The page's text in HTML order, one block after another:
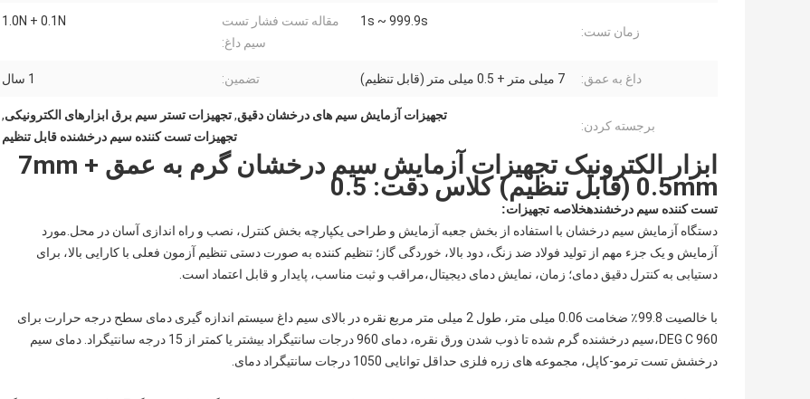
زمان تست:
1s ~ 999.9s
مقاله تست فشار تست
سیم داغ:
1.0N + 0.1N
داغ به عمق: 7 میلی متر + 0.5 میلی متر (قابل تنظیم) تضمین: 1 سال
برجسته کردن:
تجهیزات آزمایش سیم های درخشان دقیق,تجهیزات تستر سیم برق ابزارهای الکترونیکی,
تجهیزات تست کننده سیم درخشنده قابل تنظیم
ابزار الکترونیک تجهیزات آزمایش سیم درخشان گرم به عمق 7mm +
0.5mm (قابل تنظیم) کلاس دقت: 0.5
تست کننده سیم درخشندهخلاصه تجهیزات:
دستگاه آزمایش سیم درخشان با استفاده از بخش جعبه آزمایش و طراحی یکپارچه بخش کنترل، نصب و راه اندازی آسان در محل.مورد
آزمایش و یک جزء مهم از تولید فولاد ضد زنگ، دود بالا، خوردگی گاز؛ تنظیم کننده به صورت دستی تنظیم آزمون فعلی با کارایی بالا، برای
دستیابی به کنترل دقیق دمای؛ زمان، نمایش دمای دیجیتال،مراقب و ثبت مناسب، پایدار و قابل اعتماد است.
با خالصیت 99.8٪ ضخامت 0.06 میلی متر، طول 2 میلی متر مربع نقره در بالای سیم داغ سیستم اندازه گیری دمای سطح درجه حرارت برای
960 DEG C،سیم درخشنده گرم شده تا ذوب شدن ورق نقره، دمای 960 درجات سانتیگراد بیشتر یا کمتر از 15 درجه سانتیگراد. دمای سیم
درخشش تست ترمو-کاپل، مجموعه های زره فلزی حداقل توانایی 1050 درجات سانتیگراد دمای.